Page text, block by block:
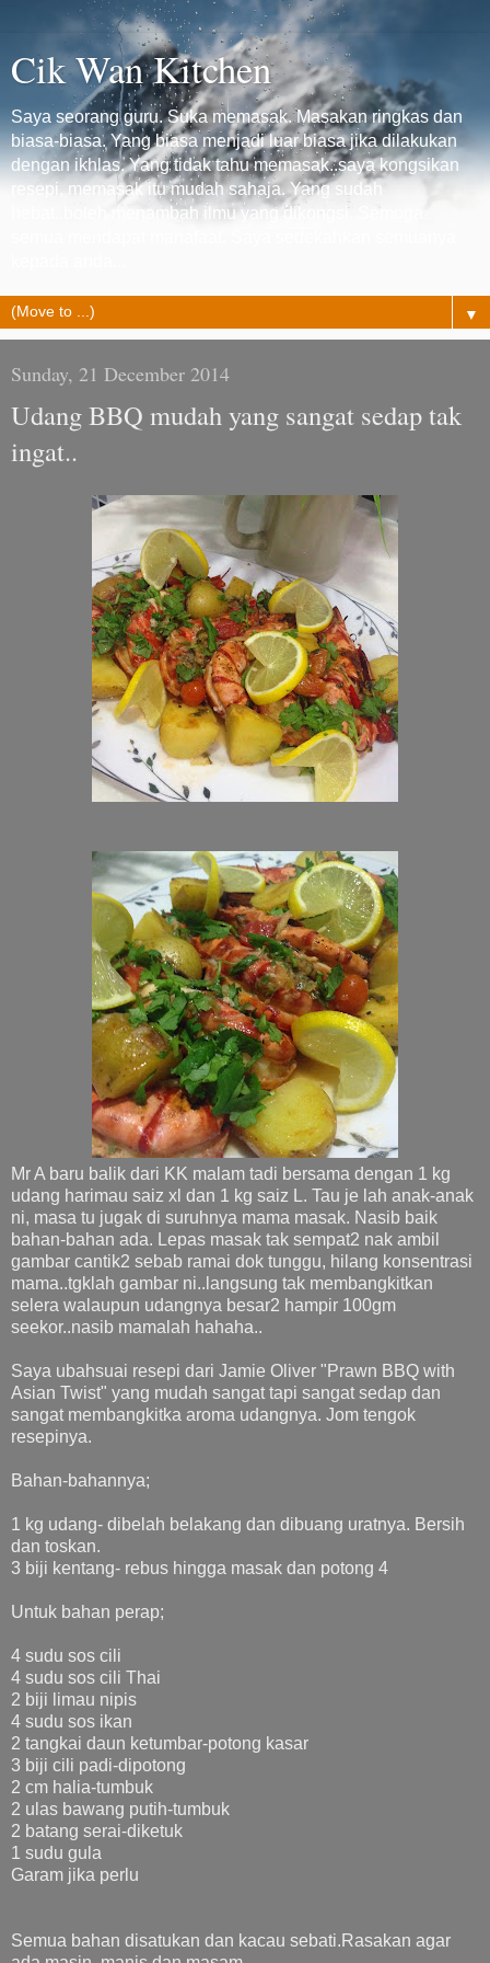
Cik Wan Kitchen
Saya seorang guru. Suka memasak. Masakan ringkas dan
biasa-biasa. Yang biasa menjadi luar biasa jika dilakukan
dengan ikhlas. Yang tidak tahu memasak..saya kongsikan
resepi, memasak itu mudah sahaja. Yang sudah
hebat..boleh menambah ilmu yang dikongsi. Semoga
▼
Sunday, 21 December 2014
Udang BBQ mudah yang sangat sedap tak
ingat..
Mr A baru balik dari KK malam tadi bersama dengan 1 kg
udang harimau saiz xl dan 1 kg saiz L. Tau je lah anak-anak
ni, masa tu jugak di suruhnya mama masak. Nasib baik
bahan-bahan ada. Lepas masak tak sempat2 nak ambil
gambar cantik2 sebab ramai dok tunggu, hilang konsentrasi
mama..tgklah gambar ni..langsung tak membangkitkan
selera walaupun udangnya besar2 hampir 100gm
seekor..nasib mamalah hahaha..
Saya ubahsuai resepi dari Jamie Oliver "Prawn BBQ with
Asian Twist" yang mudah sangat tapi sangat sedap dan
sangat membangkitka aroma udangnya. Jom tengok
resepinya.
Bahan-bahannya;
1 kg udang- dibelah belakang dan dibuang uratnya. Bersih
dan toskan.
3 biji kentang- rebus hingga masak dan potong 4
Untuk bahan perap;
4 sudu sos cili
4 sudu sos cili Thai
2 biji limau nipis
4 sudu sos ikan
2 tangkai daun ketumbar-potong kasar
3 biji cili padi-dipotong
2 cm halia-tumbuk
2 ulas bawang putih-tumbuk
2 batang serai-diketuk
1 sudu gula
Garam jika perlu
Semua bahan disatukan dan kacau sebati.Rasakan agar